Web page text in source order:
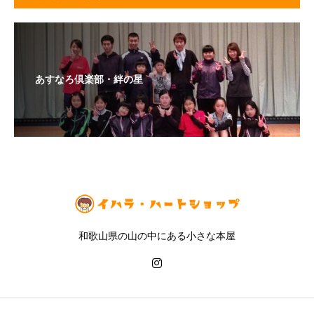
あすなろ倶楽部・絆の星
和歌山県の山の中にある小さな本屋